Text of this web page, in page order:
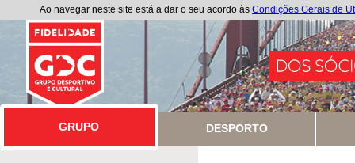
Ao navegar neste site está a dar o seu acordo às Condições Gerais de
GRUPO
GRUPO DESPORTO